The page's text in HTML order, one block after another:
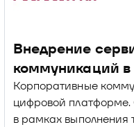
Внедрение
коммуникаций в
Корпоративные
цифровой платформе.
в рамках выполнения